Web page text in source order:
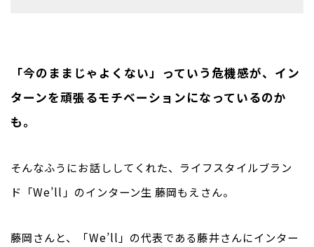
「今のままじゃよくない」っていう危機感が、イン
ターンを頑張るモチベーションになっているのか
も。
そんなふうにお話ししてくれた、ライフスタイルブラン
ド「We’ll」のインターン生 藤岡もえさん。
藤岡さんと、「We’ll」の代表である藤井さんにインター